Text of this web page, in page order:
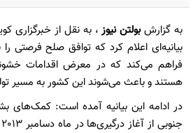
به گزارشبولتن نیوز، به نقل از خبرگزاری
بیانیه‌ای اعلام کرد که توافق صلح فرصتی
فراهم می‌کند که در معرض اقدامات
هستند و باعث می‌شوند این کشور به مسیر
در ادامه این بیانیه آمده است: کمک‌های